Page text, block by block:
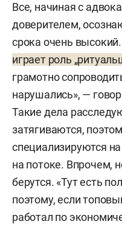
Все, начиная с
доверителем,
срока очень
играет роль
грамотно
нарушались», —
Такие дела
затягиваются,
специализируются
на потоке. Впрочем,
берутся. «Тут есть
поэтому, если
работал по